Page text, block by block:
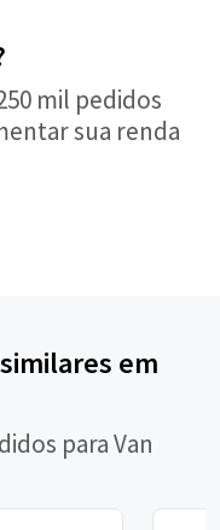
mil pedidos
sua renda
em
para Van